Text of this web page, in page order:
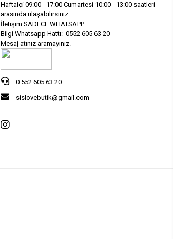
Haftaiçi 09:00 - 17:00 Cumartesi 10:00 - 13:00 saatleri
arasında ulaşabilirsiniz.
İletişim:SADECE WHATSAPP
Bilgi Whatsapp Hattı: 0552 605 63 20
Mesaj atınız aramayınız.
0 552 605 63 20
sislovebutik@gmail.com